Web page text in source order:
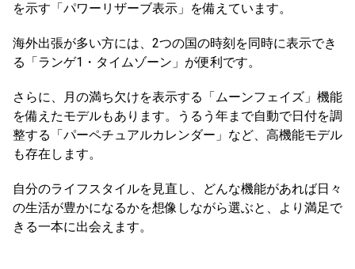
を示す「パワーリザーブ表示」を備えています。
海外出張が多い方には、2つの国の時刻を同時に表示でき
る「ランゲ1・タイムゾーン」が便利です。
さらに、月の満ち欠けを表示する「ムーンフェイズ」機能
を備えたモデルもあります。うるう年まで自動で日付を調
整する「パーペチュアルカレンダー」など、高機能モデル
も存在します。
自分のライフスタイルを見直し、どんな機能があれば日々
の生活が豊かになるかを想像しながら選ぶと、より満足で
きる一本に出会えます。